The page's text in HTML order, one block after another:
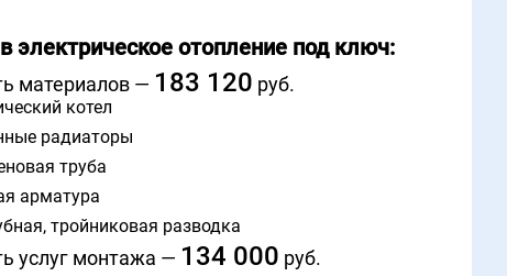
электрическое отопление под ключ:
материалов — 183 120 руб.
котел
радиаторы
труба
арматура
тройниковая разводка
услуг монтажа — 134 000 руб.